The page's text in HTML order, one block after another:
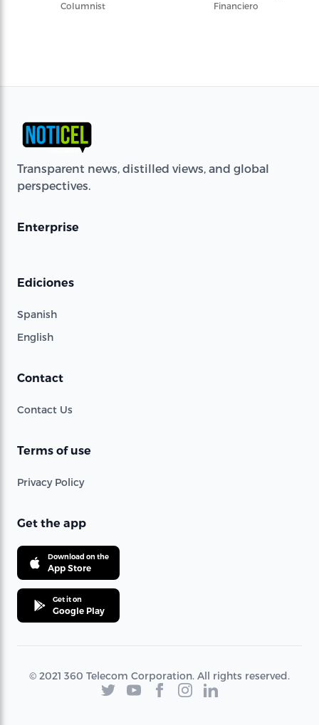
Columnist
Financiero
Transparent news, distilled views, and global
perspectives.
Enterprise
Ediciones
Spanish
English
Contact
Contact Us
Terms of use
Privacy Policy
Get the app
Download on the
App Store
Get it on
Google Play
© 2021 360 Telecom Corporation. All rights reserved.